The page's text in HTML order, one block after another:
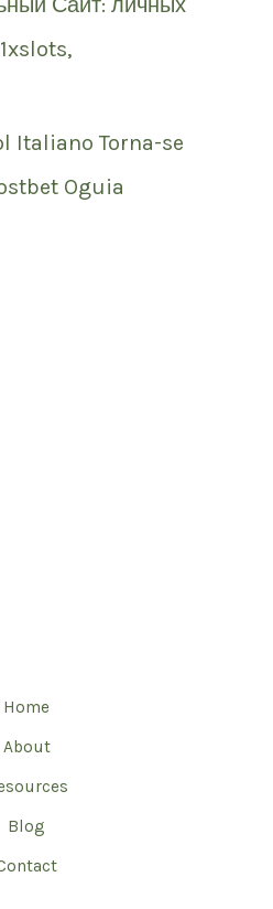
Сайт: личных
Italiano Torna-se
Oguia
Home
About
Blog